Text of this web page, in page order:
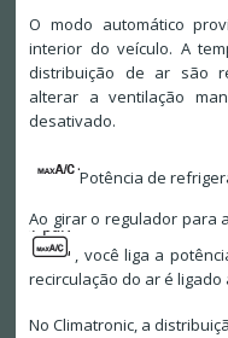
O modo automático
interior do veículo. A
distribuição de ar são
alterar a ventilação
desativado.
Potência de
Ao girar o regulador para
, você liga a
recirculação do ar é
No Climatronic, a